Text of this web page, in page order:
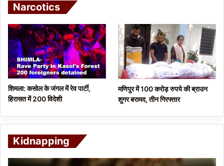
Narcotics
शिमला: कसोल के जंगल में रेव पार्टी,
हिरासत में 200 विदेशी
मणिपुर में 100 करोड़ रुपये की ब्राउन
शुगर बरामद, तीन गिरफ्तार
Kidnapping